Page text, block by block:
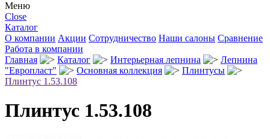
Меню
Close
Каталог
О компании Акции Сотрудничество Наши салоны Сравнение
Работа в компании
Главная
Каталог Интерьерная лепнина
Лепнина
"Европласт"
Основная коллекция
Плинтусы
Плинтус 1.53.108
Плинтус 1.53.108